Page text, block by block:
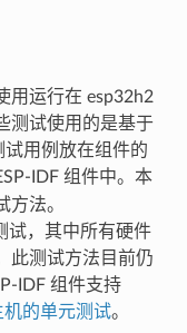
用运行在 esp32h2
测试使用的是基于
用例放在组件的
IDF 组件中。本
法。
试，其中所有硬件
此测试方法目前仍
IDF 组件支持
的单元测试。